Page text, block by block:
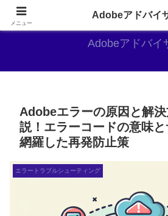
Adobe好きのAdobe推し
Adobeアドバイ
Adobeエラーの原因と解
説！エラーコードの意味
網羅した再発防止策
エラートラブルシューティング
メニュー
Adobeアドバイ